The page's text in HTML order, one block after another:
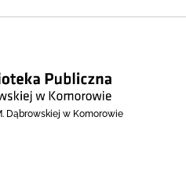
Dąbrowskiej w Komorowie